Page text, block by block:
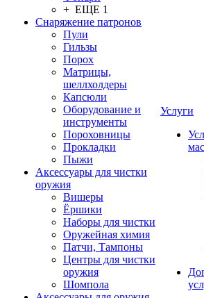
+ ЕЩЕ 1
Снаряжение патронов
Пули
Гильзы
Порох
Матрицы,
шеллхолдеры
Капсюли
Оборудование и
инструменты
Пороховницы
Прокладки
Пыжи
Аксессуары для чистки
оружия
Вишеры
Ёршики
Наборы для чистки
Оружейная химия
Патчи, Тампоны
Центры для чистки
оружия
Шомпола
Услуги